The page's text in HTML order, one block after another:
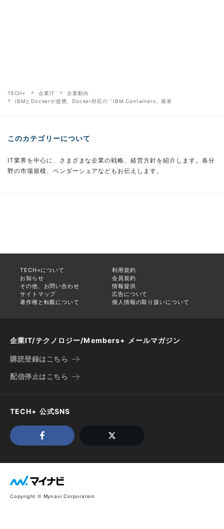
TECH+ 企業IT
企業動向
IBMとDockerが提携、Docker対応の「IBM Containers」発表
このカテゴリーについて
IT業界を中心に、さまざまな企業の戦略、経営方針を紹介します。各分
野の市場規模、ベンダーシェアなどもお伝えします。
TECH+について
利用規約
お知らせ
会員規約
その他、お問い合わせ
情報提供
サイトマップ
広告について
著作権と転載について
個人情報の取り扱いについて
企業IT/テクノロジー/Members+ メールマガジン
購読登録はこちら
配信停止はこちら
TECH+ 公式SNS
Copyright © Mynavi Corporation